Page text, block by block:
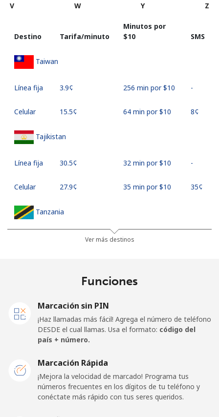
V
W Y Z
Destino Tarifa/minuto
Minutos por
⁦$10⁩
SMS
Taiwan
Línea fija ⁦3.9¢⁩ 256 min por ⁦$10⁩ -
Celular ⁦15.5¢⁩ 64 min por ⁦$10⁩ ⁦8¢⁩
Tajikistan
Línea fija ⁦30.5¢⁩ 32 min por ⁦$10⁩ -
Celular ⁦27.9¢⁩ 35 min por ⁦$10⁩ ⁦35¢⁩
Tanzania
27 min por ⁦$10⁩
Línea fija
⁦3.9¢⁩
Togo
Línea fija ⁦42.5¢⁩ 23 min por ⁦$10⁩ -
Ver más destinos
Funciones
Marcación sin PIN
¡Haz llamadas más fácil! Agrega el número de teléfono
DESDE el cual llamas. Usa el formato: código del
país + número.
Marcación Rápida
¡Mejora la velocidad de marcado! Programa tus
números frecuentes en los dígitos de tu teléfono y
conéctate más rápido con tus seres queridos.